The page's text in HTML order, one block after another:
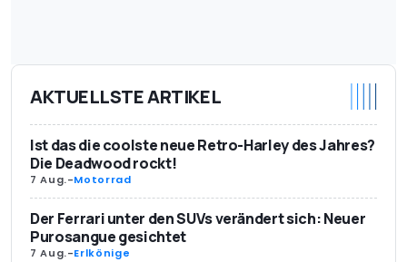
AKTUELLSTE ARTIKEL
Ist das die coolste neue Retro-Harley des Jahres?
Die Deadwood rockt!
7 Aug.-Motorrad
Der Ferrari unter den SUVs verändert sich: Neuer
Purosangue gesichtet
7 Aug.-Erlkönige